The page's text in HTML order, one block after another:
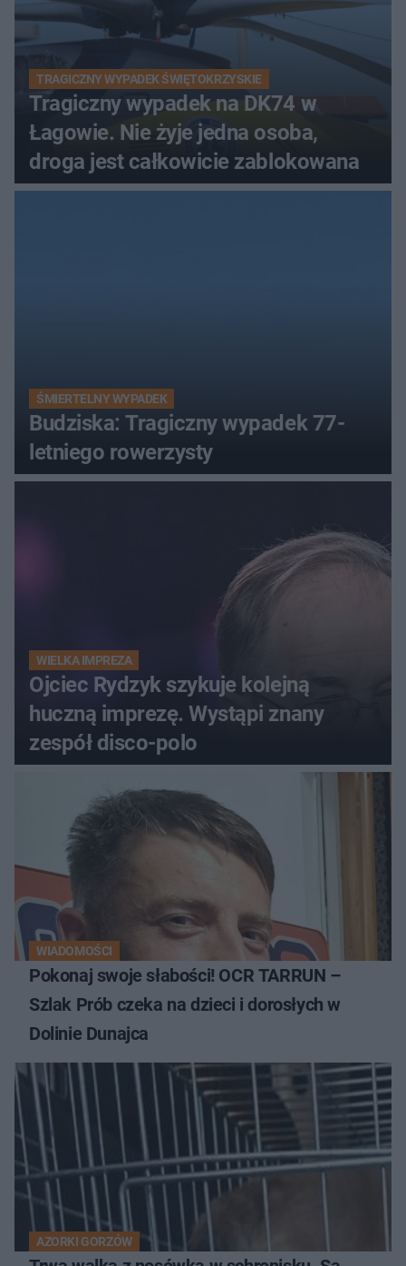
TRAGICZNY WYPADEK ŚWIĘTOKRZYSKIE
Tragiczny wypadek na DK74 w
Łagowie. Nie żyje jedna osoba,
droga jest całkowicie zablokowana
ŚMIERTELNY WYPADEK
Budziska: Tragiczny wypadek 77-
letniego rowerzysty
WIELKA IMPREZA
Ojciec Rydzyk szykuje kolejną
huczną imprezę. Wystąpi znany
zespół disco-polo
WIADOMOŚCI
Pokonaj swoje słabości! OCR TARRUN –
Szlak Prób czeka na dzieci i dorosłych w
Dolinie Dunajca
AZORKI GORZÓW